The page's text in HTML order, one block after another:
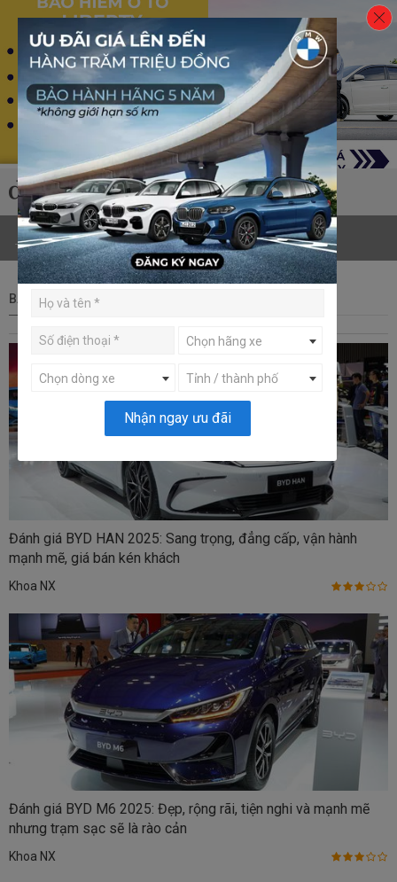
Trang chủ Đánh giá Bảo hiểm Menu
BÀI ĐÁNH GIÁ XE BMW X2
Đánh giá BYD HAN 2025: Sang trọng, đẳng cấp, vận hành
mạnh mẽ, giá bán kén khách
Khoa NX
Đánh giá BYD M6 2025: Đẹp, rộng rãi, tiện nghi và mạnh mẽ
nhưng trạm sạc sẽ là rào cản
Khoa NX
Chọn hãng xe
Chọn dòng xe Tỉnh / thành phố
Nhận ngay ưu đãi